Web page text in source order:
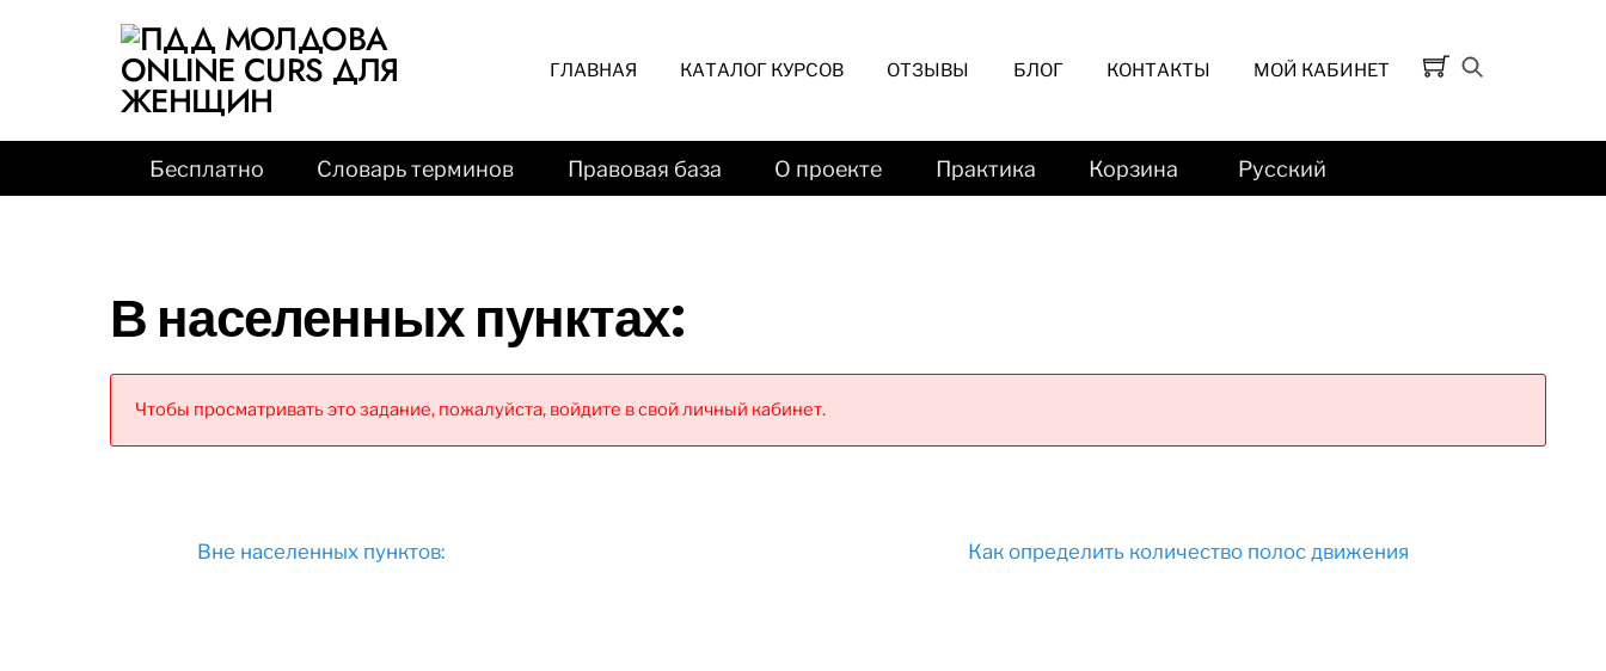
ГЛАВНАЯ КАТАЛОГ КУРСОВ ОТЗЫВЫ БЛОГ КОНТАКТЫ МОЙ КАБИНЕТ
Бесплатно Словарь терминов Правовая база О проекте Практика Корзина Русский
В населенных пунктах:
Чтобы просматривать это задание, пожалуйста, войдите в свой личный кабинет.
Вне населенных пунктов: Как определить количество полос движения